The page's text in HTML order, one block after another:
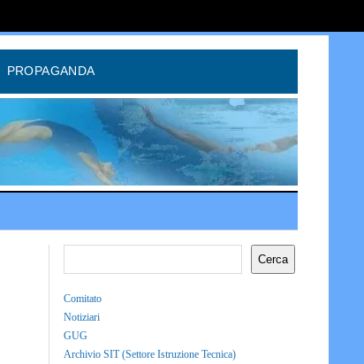
PROPAGANDA
Cerca
Comitato
Notiziari
GUG
Archivio SIT (Settore Istruzione Tecnica)